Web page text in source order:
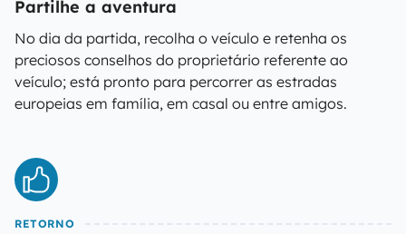
Partilhe a aventura
No dia da partida, recolha o veículo e retenha os
preciosos conselhos do proprietário referente ao
veículo; está pronto para percorrer as estradas
europeias em família, em casal ou entre amigos.
RETORNO